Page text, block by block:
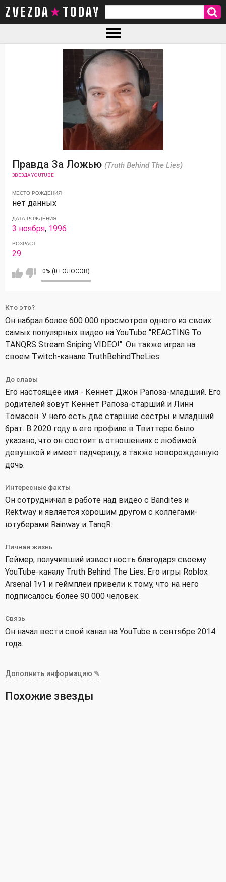
ZVEZDA TODAY
Правда За Ложью (Truth Behind The Lies)
ЗВЕЗДА YOUTUBE
МЕСТО РОЖДЕНИЯ
нет данных
ДАТА РОЖДЕНИЯ
3 ноября, 1996
ВОЗРАСТ
29
0% (0 ГОЛОСОВ)
Кто это?
Он набрал более 600 000 просмотров одного из своих
самых популярных видео на YouTube "REACTING To
TANQRS Stream Sniping VIDEO!". Он также играл на
своем Twitch-канале TruthBehindTheLies.
До славы
Его настоящее имя - Кеннет Джон Рапоза-младший. Его
родителей зовут Кеннет Рапоза-старший и Линн
Томасон. У него есть две старшие сестры и младший
брат. В 2020 году в его профиле в Твиттере было
указано, что он состоит в отношениях с любимой
девушкой и имеет падчерицу, а также новорожденную
дочь.
Интересные факты
Он сотрудничал в работе над видео с Bandites и
Rektway и является хорошим другом с коллегами-
ютуберами Rainway и TanqR.
Личная жизнь
Геймер, получивший известность благодаря своему
YouTube-каналу Truth Behind The Lies. Его игры Roblox
Arsenal 1v1 и геймплеи привели к тому, что на него
подписалось более 90 000 человек.
Связь
Он начал вести свой канал на YouTube в сентябре 2014
года.
Дополнить информацию ✎
Похожие звезды